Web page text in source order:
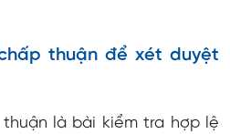
thuận để xét duyệt
thuận là bài kiểm tra hợp lệ